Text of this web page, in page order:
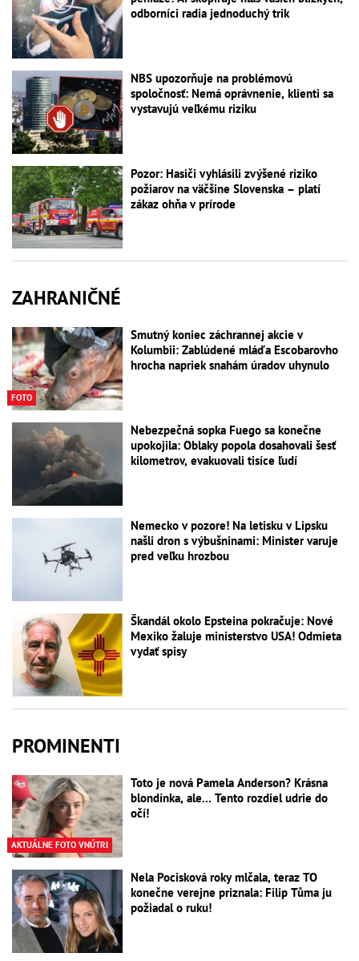
odborníci radia jednoduchý trik
NBS upozorňuje na problémovú
spoločnosť: Nemá oprávnenie, klienti sa
vystavujú veľkému riziku
Pozor: Hasiči vyhlásili zvýšené riziko
požiarov na väčšine Slovenska – platí
zákaz ohňa v prírode
ZAHRANIČNÉ
FOTO
Smutný koniec záchrannej akcie v
Kolumbii: Zablúdené mláďa Escobarovho
hrocha napriek snahám úradov uhynulo
Nebezpečná sopka Fuego sa konečne
upokojila: Oblaky popola dosahovali šesť
kilometrov, evakuovali tisíce ľudí
Nemecko v pozore! Na letisku v Lipsku
našli dron s výbušninami: Minister varuje
pred veľku hrozbou
Škandál okolo Epsteina pokračuje: Nové
Mexiko žaluje ministerstvo USA! Odmieta
vydať spisy
PROMINENTI
AKTUÁLNE FOTO VNÚTRI
Toto je nová Pamela Anderson? Krásna
blondínka, ale... Tento rozdiel udrie do
očí!
Nela Pocisková roky mlčala, teraz TO
konečne verejne priznala: Filip Tůma ju
požiadal o ruku!